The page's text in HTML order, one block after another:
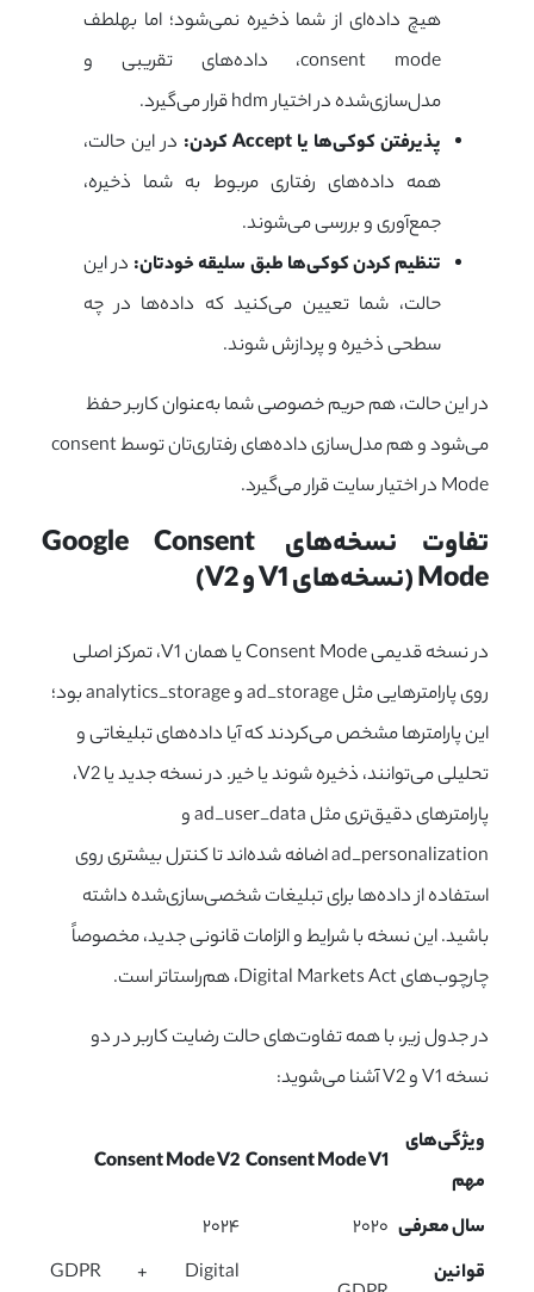
هیچ داده‌ای از شما ذخیره نمی‌شود؛ اما بهلطف
consent mode، داده‌های تقریبی و
مدل‌سازی‌شده در اختیارhdmقرار می‌گیرد.
پذیرفتن کوکی‌ها یاAcceptکردن: در این حالت،
همه داده‌های رفتاری مربوط به شما ذخیره،
جمع‌آوری و بررسی می‌شوند.
تنظیم کردن کوکی‌ها طبق سلیقه خودتان: در این
حالت، شما تعیین می‌کنید که داده‌ها در چه
سطحی ذخیره و پردازش شوند.
در این حالت، هم حریم خصوصی شما به‌عنوان کاربر حفظ
می‌شود و هم مدل‌سازی داده‌های رفتاری‌تان توسطconsent
Mode در اختیار سایت قرار می‌گیرد.
تفاوت نسخه‌های Google Consent
Mode (نسخه‌های V1 و V2)
در نسخه قدیمی Consent Mode یا همان V1، تمرکز اصلی
روی پارامترهایی مثل ad_storage و analytics_storage بود؛
این پارامترها مشخص می‌کردند که آیا داده‌های تبلیغاتی و
تحلیلی می‌توانند، ذخیره شوند یا خیر. در نسخه جدید یا V2،
پارامترهای دقیق‌تری مثل ad_user_data و
ad_personalization اضافه شده‌اند تا کنترل بیشتری روی
استفاده از داده‌ها برای تبلیغات شخصی‌سازی‌شده داشته
باشید. این نسخه با شرایط و الزامات قانونی جدید، مخصوصاً
چارچوب‌های Digital Markets Act، هم‌راستاتر است.
در جدول زیر، با همه تفاوت‌های حالت رضایت کاربر در دو
نسخه V1وV2آشنا می‌شوید:
ویژگی‌های
مهم
Consent Mode V1
Consent Mode V2
سال معرفی ۲۰۲۰
۲۰۲۴
قوانین
GDPR + Digital